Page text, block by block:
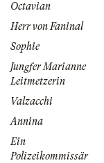
Octavian
Herr von Faninal
Sophie
Jungfer Marianne
Leitmetzerin
Valzacchi
Annina
Ein
Polizeikommissär